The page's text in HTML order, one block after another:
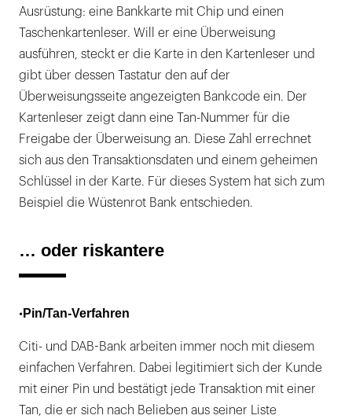
Ausrüstung: eine Bankkarte mit Chip und einen
Taschenkartenleser. Will er eine Überweisung
ausführen, steckt er die Karte in den Kartenleser und
gibt über dessen Tastatur den auf der
Überweisungsseite angezeigten Bankcode ein. Der
Kartenleser zeigt dann eine Tan-Nummer für die
Freigabe der Überweisung an. Diese Zahl errechnet
sich aus den Transaktionsdaten und einem geheimen
Schlüssel in der Karte. Für dieses System hat sich zum
Beispiel die Wüstenrot Bank entschieden.
… oder riskantere
•Pin/Tan-Verfahren
Citi- und DAB-Bank arbeiten immer noch mit diesem
einfachen Verfahren. Dabei legitimiert sich der Kunde
mit einer Pin und bestätigt jede Transaktion mit einer
Tan, die er sich nach Belieben aus seiner Liste